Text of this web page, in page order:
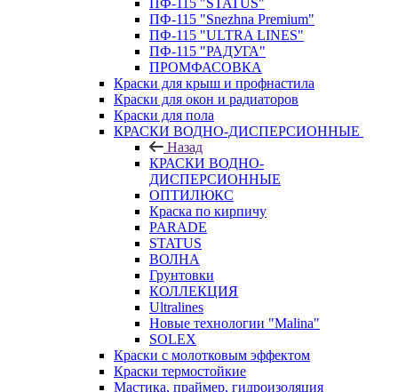
ПФ-115 "STATUS"
ПФ-115 "Snezhna Premium"
ПФ-115 "ULTRA LINES"
ПФ-115 "РАДУГА"
ПРОМФАСОВКА
Краски для крыш и профнастила
Краски для окон и радиаторов
Краски для пола
КРАСКИ ВОДНО-ДИСПЕРСИОННЫЕ
Назад
КРАСКИ ВОДНО-
ДИСПЕРСИОННЫЕ
ОПТИЛЮКС
Краска по кирпичу
PARADE
STATUS
ВОЛНА
Грунтовки
КОЛЛЕКЦИЯ
Ultralines
Новые технологии "Malina"
SOLEX
Краски с молотковым эффектом
Краски термостойкие
Мастика, праймер, гидроизоляция